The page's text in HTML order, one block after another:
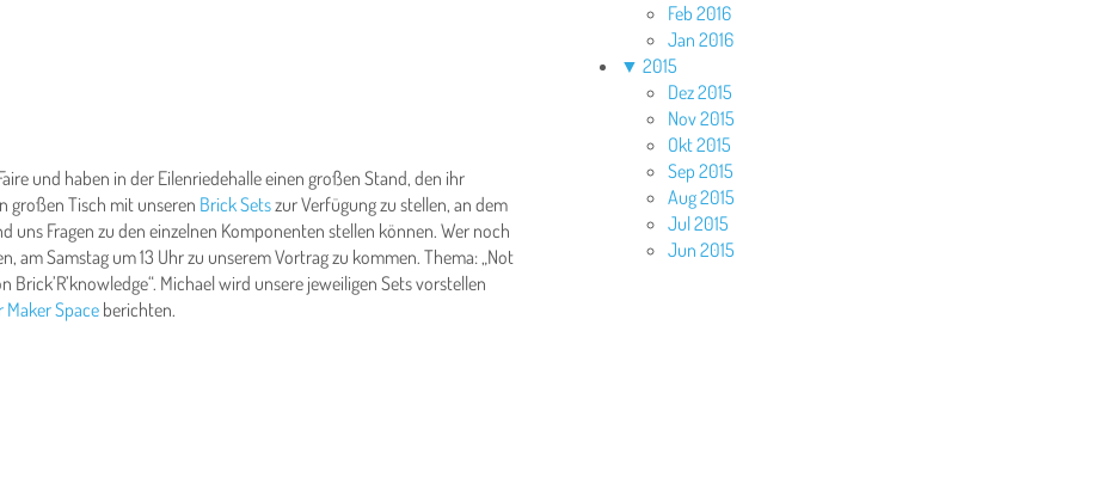
und haben in der Eilenriedehalle einen großen Stand, den ihr
großen Tisch mit unseren Brick Setszur Verfügung zu stellen, an dem
uns Fragen zu den einzelnen Komponenten stellen können. Wer noch
am Samstag um 13 Uhr zu unserem Vortrag zu kommen. Thema: „Not
Michael wird unsere jeweiligen Sets vorstellen
Maker Space berichten.
Feb 2016
Jan 2016
▼ 2015
Dez 2015
Nov 2015
Okt 2015
Sep 2015
Aug 2015
Jul 2015
Jun 2015